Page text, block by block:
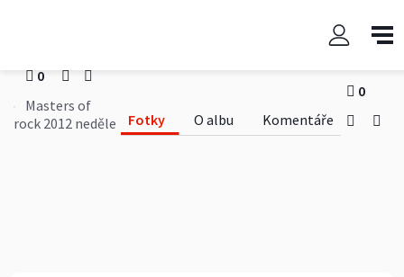
Masters of rock 2012 neděle
0
Masters of
rock 2012 neděle
Fotky O albu Komentáře
0